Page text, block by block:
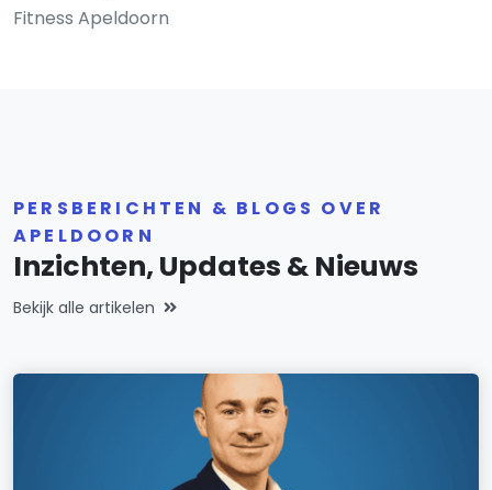
Fitness Apeldoorn
PERSBERICHTEN & BLOGS OVER
APELDOORN
Inzichten, Updates & Nieuws
Bekijk alle artikelen